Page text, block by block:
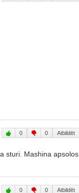
0 0 Atbildēt
sturi. Mashina apsolos
0 0 Atbildēt